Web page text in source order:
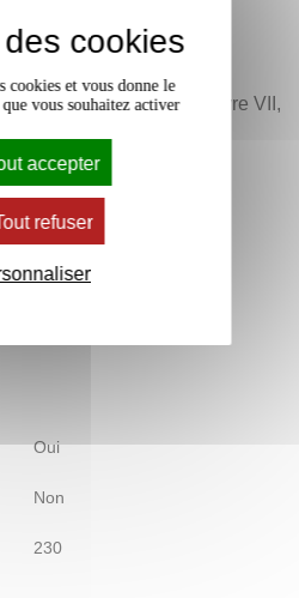
lire :
La République
, Livre VII,
Les Méditations
Oui
Non
230
cookies
cookies et vous donne le
vous souhaitez activer
accepter
refuser